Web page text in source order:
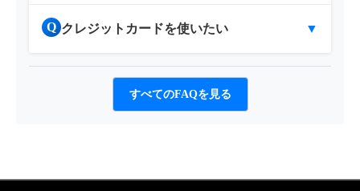
Q クレジットカードを使いたい ▼
すべてのFAQを見る